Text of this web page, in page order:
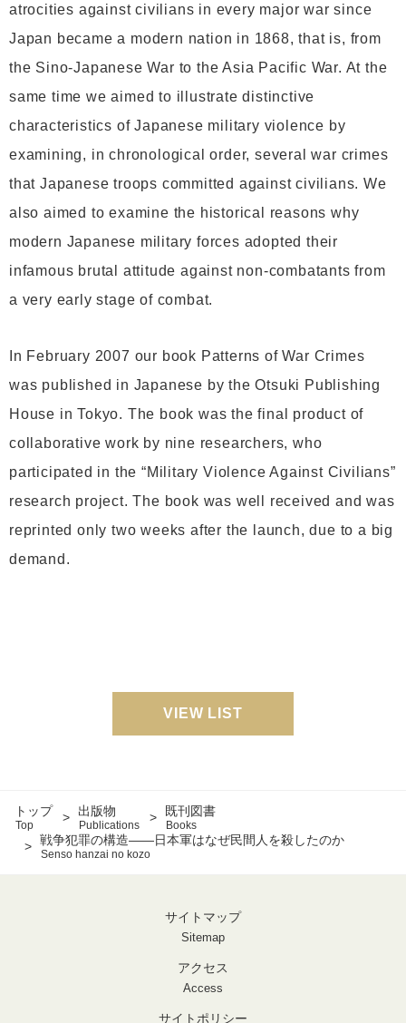
atrocities against civilians in every major war since
Japan became a modern nation in 1868, that is, from
the Sino-Japanese War to the Asia Pacific War. At the
same time we aimed to illustrate distinctive
characteristics of Japanese military violence by
examining, in chronological order, several war crimes
that Japanese troops committed against civilians. We
also aimed to examine the historical reasons why
modern Japanese military forces adopted their
infamous brutal attitude against non-combatants from
a very early stage of combat.
In February 2007 our book Patterns of War Crimes
was published in Japanese by the Otsuki Publishing
House in Tokyo. The book was the final product of
collaborative work by nine researchers, who
participated in the “Military Violence Against Civilians”
research project. The book was well received and was
reprinted only two weeks after the launch, due to a big
demand.
VIEW LIST
トップ
Top
出版物
Publications
既刊図書
Books
戦争犯罪の構造――日本軍はなぜ民間人を殺したのか
Senso hanzai no kozo
サイトマップ
Sitemap
アクセス
Access
サイトポリシー